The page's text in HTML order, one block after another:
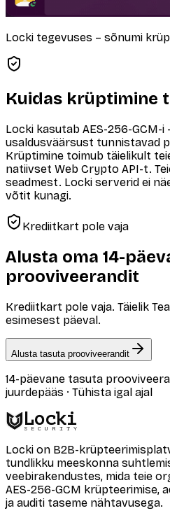
Locki tegevuses – sõnumi
Kuidas krüptimine
Locki kasutab AES-256-GCM-
usaldusväärsust tunnistavad
Krüptimine toimub täielikult
natiivset Web Crypto API-t.
seadmest. Locki serverid ei
võtit kunagi.
Krediitkart pole vaja
Alusta oma 14-
prooviveerandit
Krediitkart pole vaja. Täielik
esimesest päeval.
Alusta tasuta prooviveerandit
14-päevane tasuta
juurdepääs · Tühista igal ajal
Locki
SECURITY
Locki on B2B-
tundlikku meeskonna
veebirakendustes, mida teie
AES-256-GCM krüpteerimise,
ja auditi taseme nähtavusega.